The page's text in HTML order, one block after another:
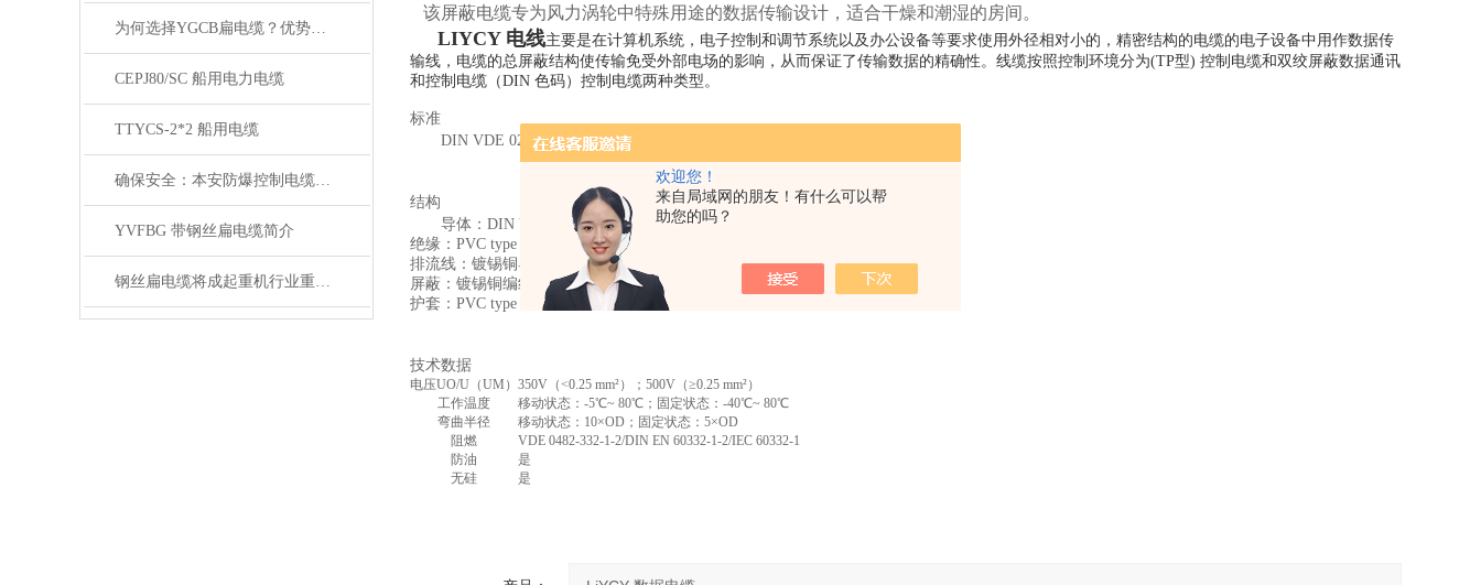
欢迎您！
来自局域网的朋友！有什么可以帮
助您的吗？
为何选择YGCB扁电缆？优势与技术详解
CEPJ80/SC 船用电力电缆
TTYCS-2*2 船用电缆
确保安全：本安防爆控制电缆在工业中的重要性
YVFBG 带钢丝扁电缆简介
钢丝扁电缆将成起重机行业重要的一部分
该屏蔽电缆专为风力涡轮中特殊用途的数据传输设计，适合干燥和潮湿的房间。
LIYCY 电线主要是在计算机系统，电子控制和调节系统以及办公设备等要求使用外径相对小的，精密结构的电缆的电子设备中用作数据传
输线，电缆的总屏蔽结构使传输免受外部电场的影响，从而保证了传输数据的精确性。线缆按照控制环境分为(TP型) 控制电缆和双绞屏蔽数据通讯
和控制电缆（DIN 色码）控制电缆两种类型。
标准
DIN VDE 0245，0812
结构
导体：DIN VDE 0295/IEC60228标准class 5多股铜导体。
绝缘：PVC type TI2。
排流线：镀锡铜导体。
屏蔽：镀锡铜编织。
护套：PVC type TM2。
技术数据
电压UO/U（UM） 350V（<0.25 mm²）；500V（≥0.25 mm²）
工作温度
移动状态：-5℃~ 80℃；固定状态：-40℃~ 80℃
弯曲半径
移动状态：10×OD；固定状态：5×OD
阻燃
VDE 0482-332-1-2/DIN EN 60332-1-2/IEC 60332-1
防油
是
无硅
是